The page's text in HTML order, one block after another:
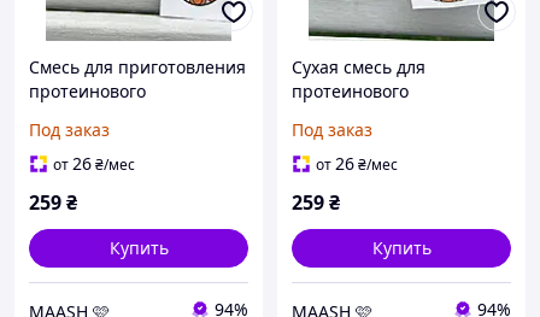
Смесь для приготовления
протеинового
Solosvit, 90г
Под заказ
от26₴/мес
259₴
Купить
MAASH 🩷 94%
Сухая смесь для
протеинового
Solosvit, 90г
Под заказ
от26₴/мес
259₴
Купить
MAASH 🩷 94%